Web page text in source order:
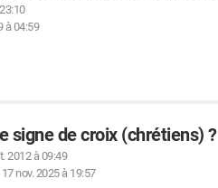
à 04:59
signe de croix (chrétiens) ?
2012 à 09:49
17 nov. 2025 à 19:57